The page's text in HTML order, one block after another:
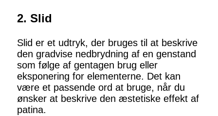
2. Slid
Slid er et udtryk, der bruges til at beskrive
den gradvise nedbrydning af en genstand
som følge af gentagen brug eller
eksponering for elementerne. Det kan
være et passende ord at bruge, når du
ønsker at beskrive den æstetiske effekt af
patina.